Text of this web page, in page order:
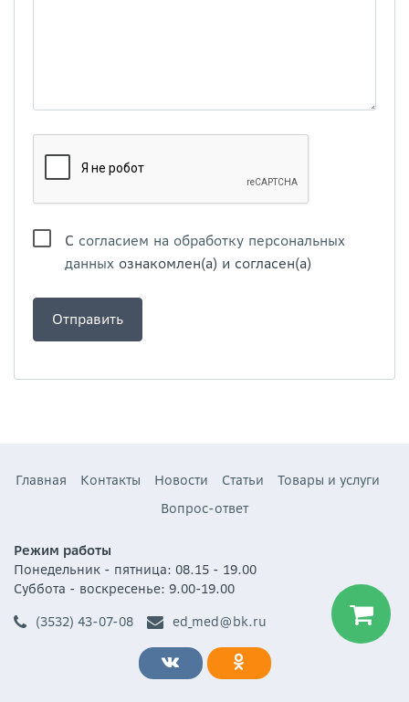
С согласием на обработку персональных
данных ознакомлен(а) и согласен(а)
Главная Контакты Новости Статьи
Товары и услуги
Вопрос-ответ
Режим работы
Понедельник - пятница: 08.15 - 19.00
Суббота - воскресенье: 9.00-19.00
(3532) 43-07-08
ed_med@bk.ru